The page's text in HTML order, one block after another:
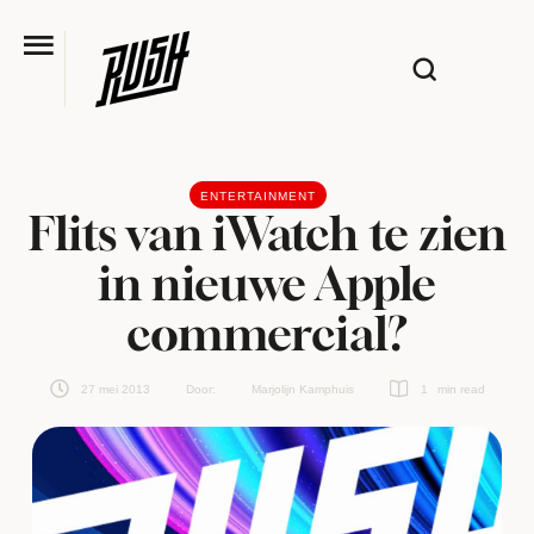
ENTERTAINMENT
Flits van iWatch te zien
in nieuwe Apple
commercial?
27 mei 2013 Door: Marjolijn Kamphuis 1 min read